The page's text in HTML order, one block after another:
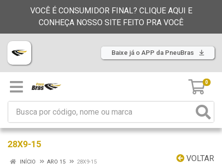
VOCÊ É CONSUMIDOR FINAL? CLIQUE AQUI E
CONHEÇA NOSSO SITE FEITO PRA VOCÊ
Baixe já o APP da PneuBras
0
28X9-15
VOLTAR
INÍCIO ARO 15 28X9-15